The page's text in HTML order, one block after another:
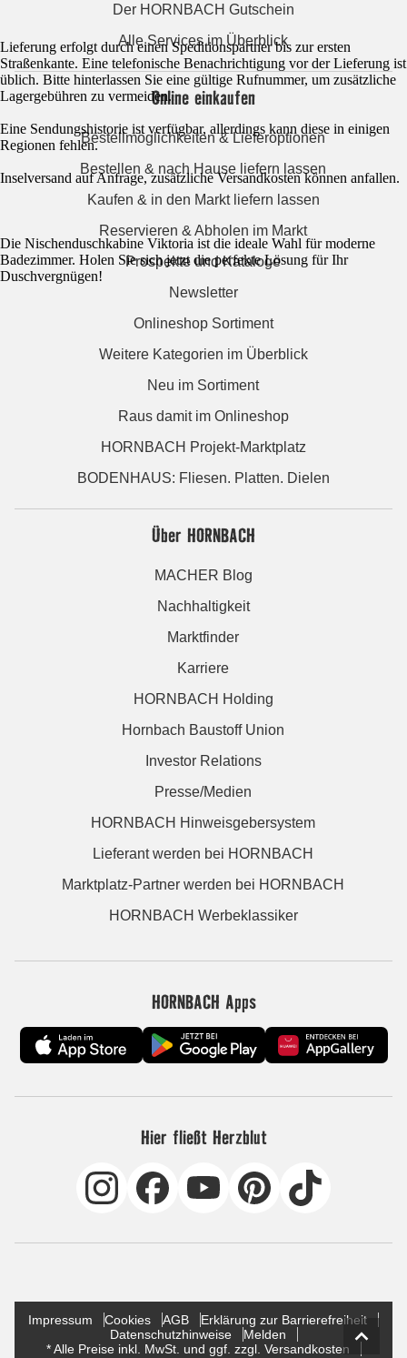
Lieferung erfolgt durch einen Speditionspartner bis zur ersten
Straßenkante. Eine telefonische Benachrichtigung vor der Lieferung ist
üblich. Bitte hinterlassen Sie eine gültige Rufnummer, um zusätzliche
Lagergebühren zu vermeiden.
Eine Sendungshistorie ist verfügbar, allerdings kann diese in einigen
Regionen fehlen.
Inselversand auf Anfrage, zusätzliche Versandkosten können anfallen.
Die Nischenduschkabine Viktoria ist die ideale Wahl für moderne
Badezimmer. Holen Sie sich jetzt die perfekte Lösung für Ihr
Duschvergnügen!
Der HORNBACH Gutschein
Alle Services im Überblick
Online einkaufen
Bestellmöglichkeiten & Lieferoptionen
Bestellen & nach Hause liefern lassen
Kaufen & in den Markt liefern lassen
Reservieren & Abholen im Markt
Prospekte und Kataloge
Newsletter
Onlineshop Sortiment
Weitere Kategorien im Überblick
Neu im Sortiment
Raus damit im Onlineshop
HORNBACH Projekt-Marktplatz
BODENHAUS: Fliesen. Platten. Dielen
Über HORNBACH
MACHER Blog
Nachhaltigkeit
Marktfinder
Karriere
HORNBACH Holding
Hornbach Baustoff Union
Investor Relations
Presse/Medien
HORNBACH Hinweisgebersystem
Lieferant werden bei HORNBACH
Marktplatz-Partner werden bei HORNBACH
HORNBACH Werbeklassiker
HORNBACH Apps
Hier fließt Herzblut
Impressum Cookies AGB
Erklärung zur Barrierefreiheit
Datenschutzhinweise
Melden
* Alle Preise inkl. MwSt. und ggf. zzgl. Versandkosten